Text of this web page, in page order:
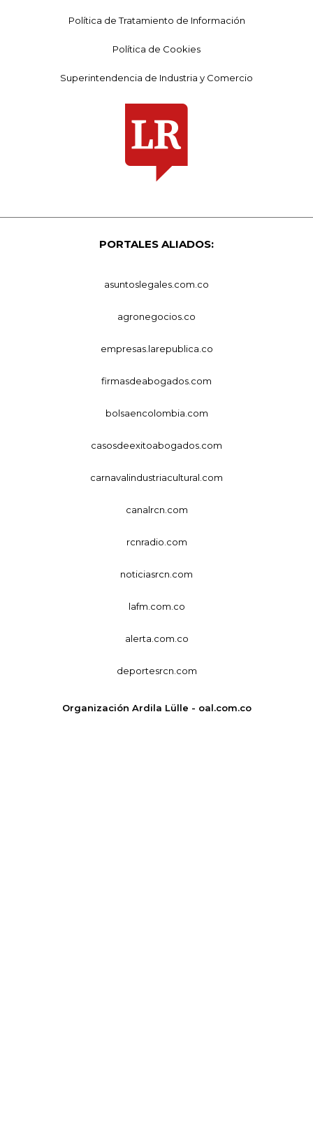
Política de Tratamiento de Información
Política de Cookies
Superintendencia de Industria y Comercio
PORTALES ALIADOS:
asuntoslegales.com.co
agronegocios.co
empresas.larepublica.co
firmasdeabogados.com
bolsaencolombia.com
casosdeexitoabogados.com
carnavalindustriacultural.com
canalrcn.com
rcnradio.com
noticiasrcn.com
lafm.com.co
alerta.com.co
deportesrcn.com
Organización Ardila Lülle - oal.com.co